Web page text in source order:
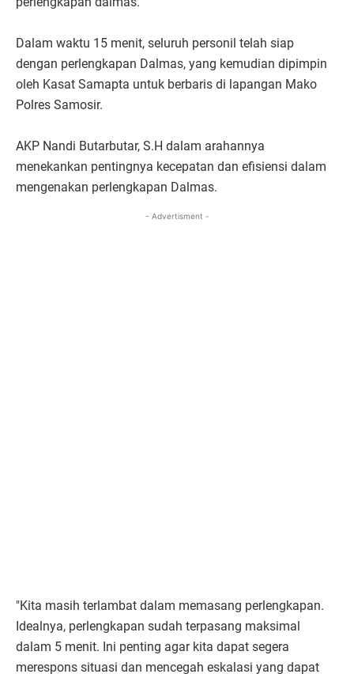
Dalam waktu 15 menit, seluruh personil telah siap
dengan perlengkapan Dalmas, yang kemudian dipimpin
oleh Kasat Samapta untuk berbaris di lapangan Mako
Polres Samosir.
AKP Nandi Butarbutar, S.H dalam arahannya
menekankan pentingnya kecepatan dan efisiensi dalam
mengenakan perlengkapan Dalmas.
- Advertisment -
"Kita masih terlambat dalam memasang perlengkapan.
Idealnya, perlengkapan sudah terpasang maksimal
dalam 5 menit. Ini penting agar kita dapat segera
merespons situasi dan mencegah eskalasi yang dapat